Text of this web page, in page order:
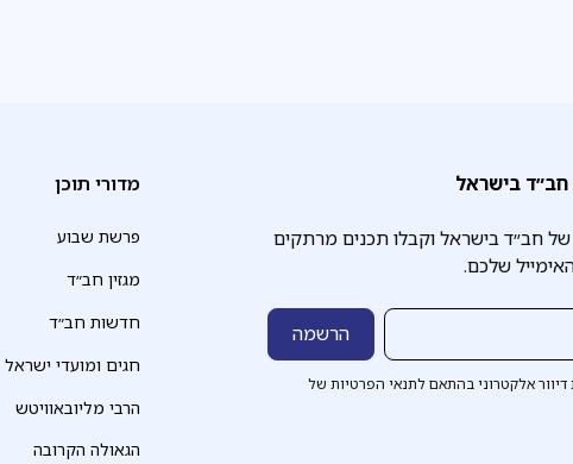
בישראל
חב״ד בישראל וקבלו תכנים מרתקים
שלכם.
אלקטרוני בהתאם לתנאי הפרטיות של
מדורי תוכן
פרשת שבוע
מגזין חב״ד
חדשות חב״ד
חגים ומועדי ישראל
הרבי מליובאוויטש
הגאולה הקרובה